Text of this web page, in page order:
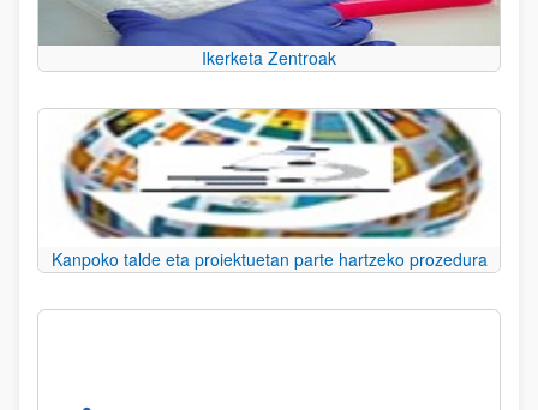
Ikerketa Zentroak
Kanpoko talde eta proiektuetan parte hartzeko prozedura